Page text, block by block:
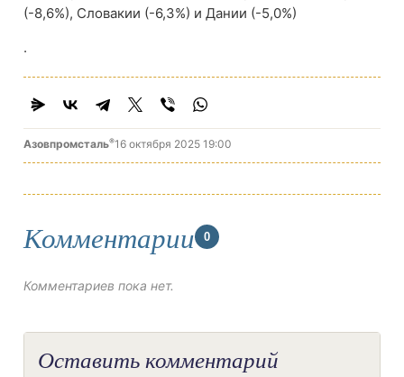
(-8,6%), Словакии (-6,3%) и Дании (-5,0%)
.
Азовпромсталь®16 октября 2025 19:00
Комментарии 0
Комментариев пока нет.
Оставить комментарий